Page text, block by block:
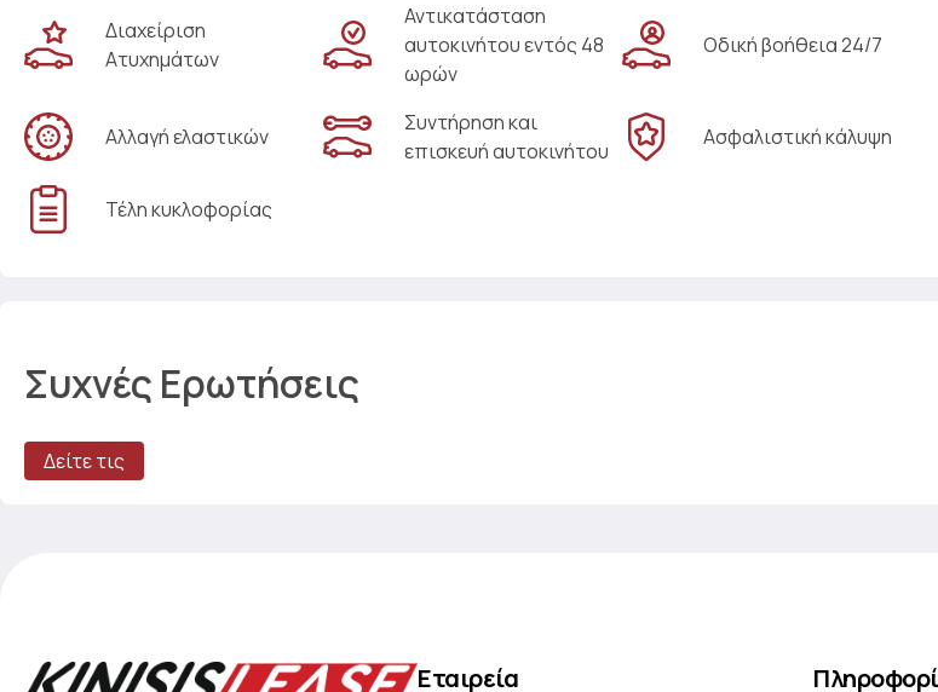
Διαχείριση
Ατυχημάτων
Αντικατάσταση
αυτοκινήτου εντός 48
ωρών
Οδική βοήθεια 24/7
Αλλαγή ελαστικών
Συντήρηση και
επισκευή αυτοκινήτου
Ασφαλιστική κάλυψη
Τέλη κυκλοφορίας
Συχνές Ερωτήσεις
Δείτε τις
Εταιρεία